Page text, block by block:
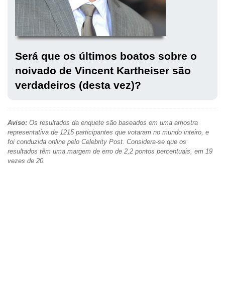
Será que os últimos boatos sobre o
noivado de Vincent Kartheiser são
verdadeiros (desta vez)?
Aviso: Os resultados da enquete são baseados em uma amostra
representativa de 1215 participantes que votaram no mundo inteiro, e
foi conduzida online pelo Celebrity Post. Considera-se que os
resultados têm uma margem de erro de 2,2 pontos percentuais, em 19
vezes de 20.